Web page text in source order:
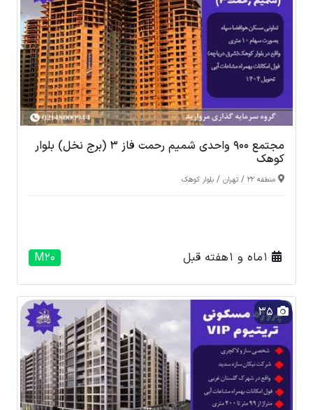
مجتمع 900 واحدی شمیم رحمت فاز 3 (برج نخل) بلوار
کوهک
منطقه 22 / تهران / بلوار کوهک
M20
35